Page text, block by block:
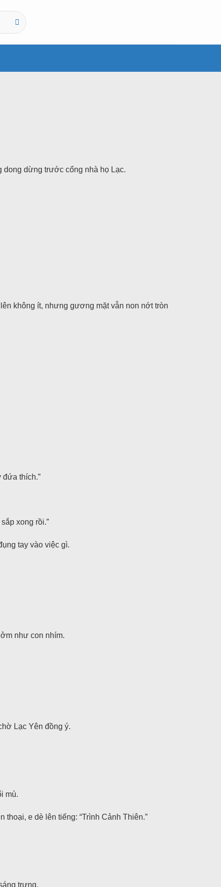
dong dừng trước cổng nhà họ Lạc.
không ít, nhưng gương mặt vẫn non nớt tròn
đứa thích.”
xong rồi.”
tay vào việc gì.
như con nhím.
Lạc Yên đồng ý.
mù.
e dè lên tiếng: “Trình Cảnh Thiên.”
trưng.